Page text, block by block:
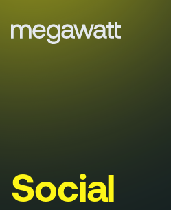
ENNL
Experience
Social